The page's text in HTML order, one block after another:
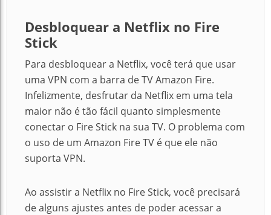
Desbloquear a Netflix no Fire
Stick
Para desbloquear a Netflix, você terá que usar
uma VPN com a barra de TV Amazon Fire.
Infelizmente, desfrutar da Netflix em uma tela
maior não é tão fácil quanto simplesmente
conectar o Fire Stick na sua TV. O problema com
o uso de um Amazon Fire TV é que ele não
suporta VPN.
Ao assistir a Netflix no Fire Stick, você precisará
de alguns ajustes antes de poder acessar a